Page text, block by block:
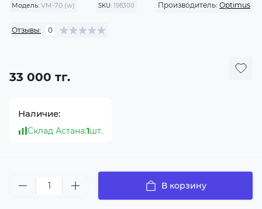
Модель: VM-7.0 (w) SKU: 198300 Производитель: Optimus
Отзывы: 0
33 000 тг.
Наличие:
Склад Астана:1шт.
В корзину